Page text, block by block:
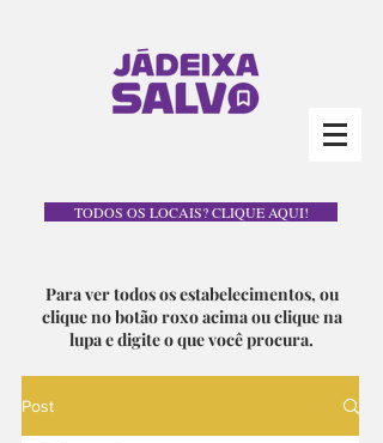
TODOS OS LOCAIS? CLIQUE AQUI!
Para ver todos os estabelecimentos, ou
clique no botão roxo acima ou clique na
lupa e digite o que você procura.
Post